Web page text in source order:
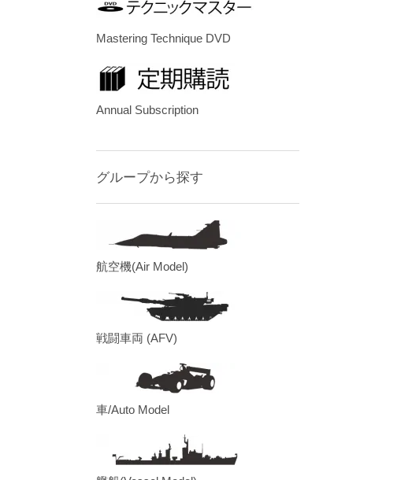
Mastering Technique DVD
Annual Subscription
グループから探す
航空機(Air Model)
戦闘車両 (AFV)
車/Auto Model